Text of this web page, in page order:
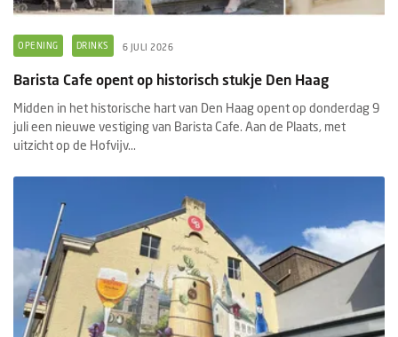
OPENING DRINKS 6 JULI 2026
Barista Cafe opent op historisch stukje Den Haag
Midden in het historische hart van Den Haag opent op donderdag 9
juli een nieuwe vestiging van Barista Cafe. Aan de Plaats, met
uitzicht op de Hofvijv...